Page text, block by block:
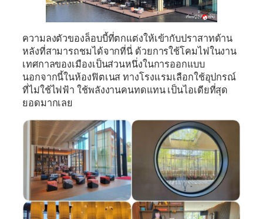
ความลงตัวของล็อบบี้ที่ตกแต่งให้เข้ากับปราสาทด้าน
หลังที่สามารถชมได้จากที่นี่ ด้วยการใช้โคมไฟในงาน
เทศกาลของเมืองเป็นส่วนหนึ่งในการออกแบบ
นอกจากนี้ในห้องฟิตเนส ทางโรงเเรมเลือกใช้อุปกรณ์
ที่ไม่ใช้ไฟฟ้า ใช้พลังงานคนทดแทน เป็นไอเดียที่สุด
ยอดมากเลย